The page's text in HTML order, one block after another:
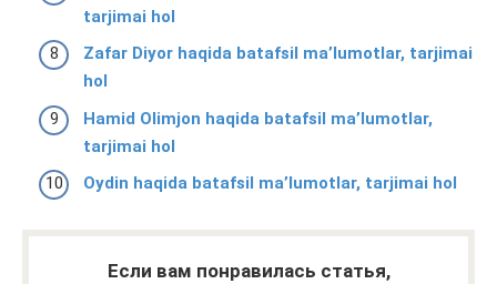
tarjimai hol
Zafar Diyor haqida batafsil ma’lumotlar, tarjimai
hol
Hamid Olimjon haqida batafsil ma’lumotlar,
tarjimai hol
Oydin haqida batafsil ma’lumotlar, tarjimai hol
Если вам понравилась статья,